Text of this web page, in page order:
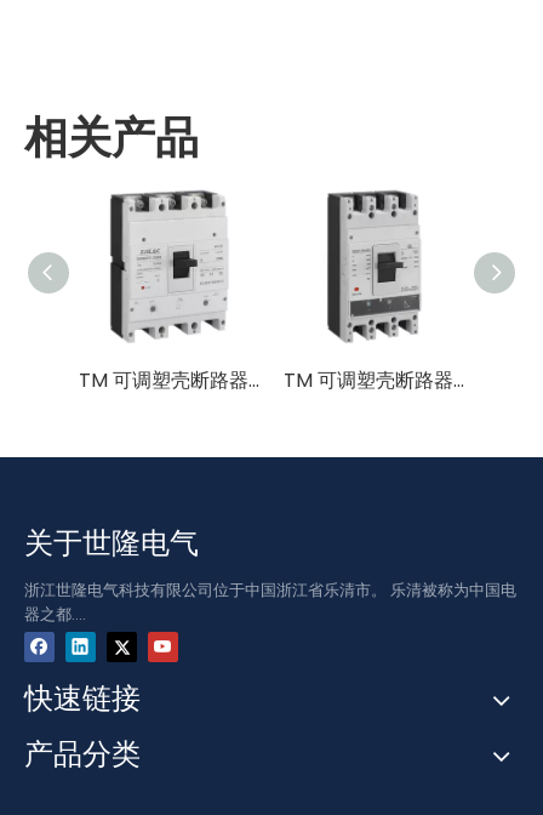
相关产品
TM 可调塑壳断路器 800A 1000A 1250A 3P(3P+N) 0.7-1.0In TM 可调塑壳断路器 400A 630A 3P(3P+N) 0.7-1.0In
关于世隆电气
浙江世隆电气科技有限公司位于中国浙江省乐清市。 乐清被称为中国电
器之都....
快速链接
产品分类